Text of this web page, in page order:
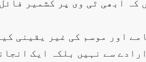
کہ ابھی ٹی وی پر کشمیر
اور موسم کی غیر یقینی
سے نہیں بلکہ ایک